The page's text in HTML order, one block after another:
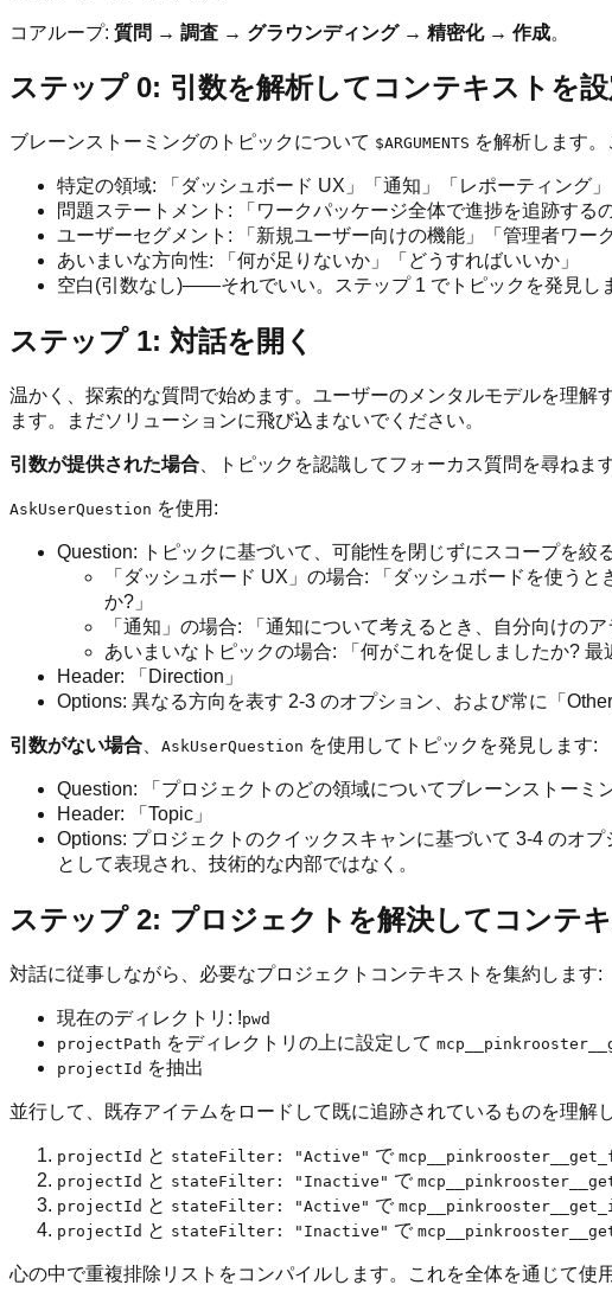
コアループ: 質問 → 調査 → グラウンディング → 精密化 → 作成。
ステップ 0: 引数を解析してコンテキストを
ブレーンストーミングのトピックについて $ARGUMENTS を解析します
特定の領域: 「ダッシュボード UX」「通知」「レポーティング」
問題ステートメント: 「ワークパッケージ全体で進捗を追跡する
ユーザーセグメント: 「新規ユーザー向けの機能」「管理者ワー
あいまいな方向性: 「何が足りないか」「どうすればいいか」
空白(引数なし)——それでいい。ステップ 1 でトピックを発見し
ステップ 1: 対話を開く
温かく、探索的な質問で始めます。ユーザーのメンタルモデルを理
ます。まだソリューションに飛び込まないでください。
引数が提供された場合 、トピックを認識してフォーカス質問を尋ねま
AskUserQuestion を使用:
Question: トピックに基づいて、可能性を閉じずにスコープを絞
「ダッシュボード UX」の場合: 「ダッシュボードを使う
か?」
「通知」の場合: 「通知について考えるとき、自分向けの
あいまいなトピックの場合: 「何がこれを促しましたか?
Header: 「Direction」
Options: 異なる方向を表す 2-3 のオプション、および常に「
引数がない場合 AskUserQuestion を使用してトピックを発見します:
Question: 「プロジェクトのどの領域についてブレーンストーミ
Header: 「Topic」
Options: プロジェクトのクイックスキャンに基づいて 3-4 のオ
として表現され、技術的な内部ではなく。
ステップ 2: プロジェクトを解決してコンテ
対話に従事しながら、必要なプロジェクトコンテキストを集約します:
現在のディレクトリ: !pwd
projectPath をディレクトリの上に設定して
projectId を抽出
並行して、既存アイテムをロードして既に追跡されているものを理解
projectId と stateFilter: "Active" で
projectId と stateFilter: "Inactive" で
projectId と stateFilter: "Active" で
projectId と stateFilter: "Inactive" で
心の中で重複排除リストをコンパイルします。これを全体を通じて